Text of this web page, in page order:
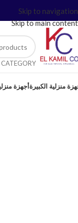
Skip to navigation
Skip to main content
CATEGORY
منزلية الكبيرةأجهزة